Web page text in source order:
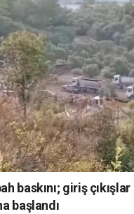
baskını; giriş çıkışlar
başlandı